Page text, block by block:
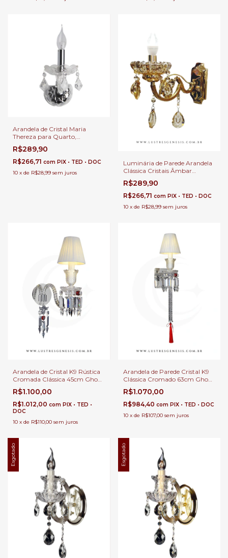
Arandela de Cristal Maria
Thereza para Quarto,
Cabeceira de Cama, Lavabo e
Quarto Infantil
R$289,90
R$266,71 com PIX • TED • DOC
10 x de R$28,99 sem juros
Luminária de Parede Arandela
Clássica Cristais Âmbar
Georgia/1 Dourado para
Quarto, Cabeceira de Cama,
Lavabo e Quarto Infantil
R$289,90
R$266,71 com PIX • TED • DOC
10 x de R$28,99 sem juros
Arandela de Cristal K9 Rústica
Cromada Clássica 45cm Ghoul
com Cúpula Branca Lâmpada
E-14 Para Hall de Entrada e
Quartos
R$1.100,00
R$1.012,00 com PIX • TED •
DOC
10 x de R$110,00 sem juros
Arandela de Parede Cristal K9
Clássica Cromado 63cm Ghoul
e Cúpula Ø13cm 1x E-14 Para
Cabeceira de Cama e Corredor
R$1.070,00
R$984,40 com PIX • TED • DOC
10 x de R$107,00 sem juros
Esgotado Esgotado